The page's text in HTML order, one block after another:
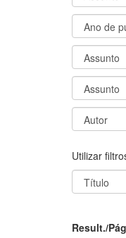
Utilizar
Result./